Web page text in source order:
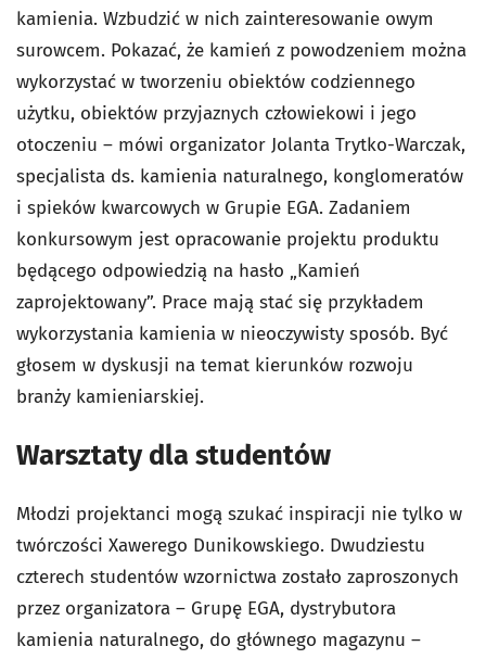
kamienia. Wzbudzić w nich zainteresowanie owym
surowcem. Pokazać, że kamień z powodzeniem można
wykorzystać w tworzeniu obiektów codziennego
użytku, obiektów przyjaznych człowiekowi i jego
otoczeniu – mówi organizator Jolanta Trytko-Warczak,
specjalista ds. kamienia naturalnego, konglomeratów
i spieków kwarcowych w Grupie EGA. Zadaniem
konkursowym jest opracowanie projektu produktu
będącego odpowiedzią na hasło „Kamień
zaprojektowany”. Prace mają stać się przykładem
wykorzystania kamienia w nieoczywisty sposób. Być
głosem w dyskusji na temat kierunków rozwoju
branży kamieniarskiej.
Warsztaty dla studentów
Młodzi projektanci mogą szukać inspiracji nie tylko w
twórczości Xawerego Dunikowskiego. Dwudziestu
czterech studentów wzornictwa zostało zaproszonych
przez organizatora – Grupę EGA, dystrybutora
kamienia naturalnego, do głównego magazynu –